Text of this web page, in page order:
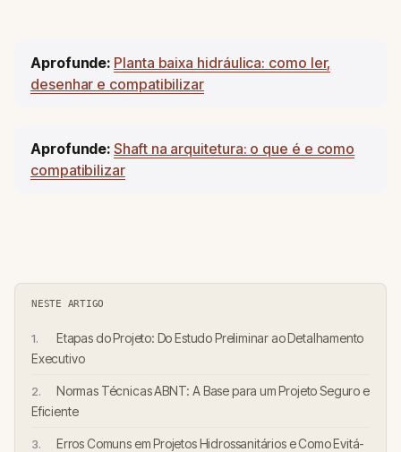
Aprofunde: Planta baixa hidráulica: como ler,
desenhar e compatibilizar
Aprofunde:Shaft na arquitetura: o que é e como
compatibilizar
NESTE ARTIGO
Etapas do Projeto: Do Estudo Preliminar ao Detalhamento
Executivo
Normas Técnicas ABNT: A Base para um Projeto Seguro e
Eficiente
Erros Comuns em Projetos Hidrossanitários e Como Evitá-